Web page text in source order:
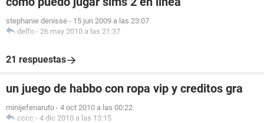
stephanie denisse - 15 jun 2009 a las 23:07
delfo - 26 may 2010 a las 21:37
21 respuestas
un juego de habbo con ropa vip y creditos gra
minijefenaruto - 4 oct 2010 a las 00:22
cccc - 4 dic 2010 a las 13:15